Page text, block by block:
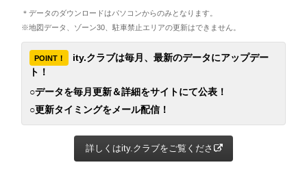
＊データのダウンロードはパソコンからのみとなります。
※地図データ、ゾーン30、駐車禁止エリアの更新はできません。
POINT！
ity.クラブは毎月、最新のデータにアップデー
ト！
○データを毎月更新＆詳細をサイトにて公表！
○更新タイミングをメール配信！
詳しくはity.クラブをご覧ください